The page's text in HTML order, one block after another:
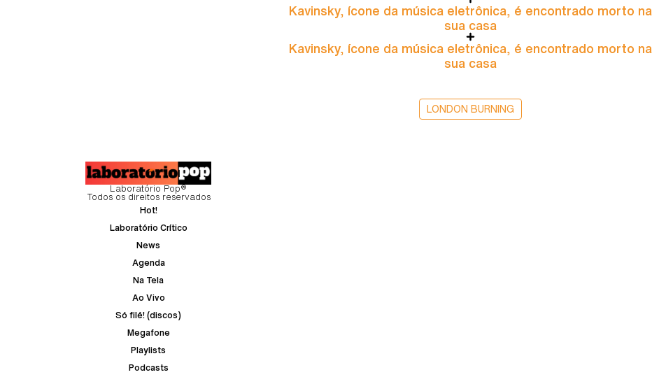
Kavinsky, ícone da música eletrônica, é encontrado morto na
sua casa
Kavinsky, ícone da música eletrônica, é encontrado morto na
sua casa
LONDON BURNING
Laboratório Pop®
Todos os direitos reservados
Hot!
Laboratório Crítico
News
Agenda
Na Tela
Ao Vivo
Só filé! (discos)
Megafone
Playlists
Podcasts